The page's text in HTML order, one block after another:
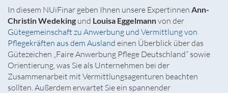
In diesem NUiFinar geben Ihnen unsere Expertinnen Ann-
Christin Wedeking und Louisa Eggelmannvon der
Gütegemeinschaft zu Anwerbung und Vermittlung von
Pflegekräften aus dem Ausland einen Überblick über das
Gütezeichen „Faire Anwerbung Pflege Deutschland“ sowie
Orientierung, was Sie als Unternehmen bei der
Zusammenarbeit mit Vermittlungsagenturen beachten
sollten. Außerdem erwartet Sie ein spannender